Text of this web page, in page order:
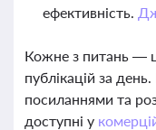
ефективність.
Кожне з питань —
публікацій за
посиланнями та
доступні у